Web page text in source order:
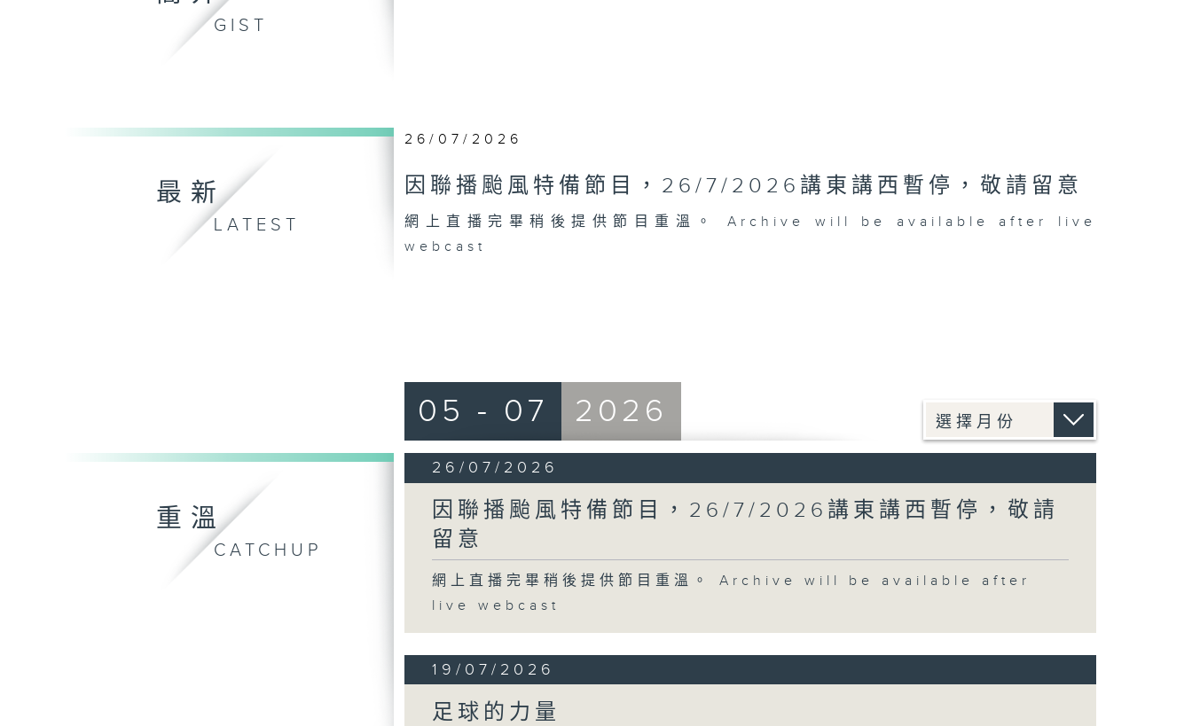
GIST
最新
LATEST
26/07/2026
因聯播颱風特備節目，26/7/2026講東講西暫停，敬請留意
網上直播完畢稍後提供節目重溫。 Archive will be available after live
webcast
重溫
CATCHUP
05 - 07 2026
26/07/2026
因聯播颱風特備節目，26/7/2026講東講西暫停，敬請
留意
網上直播完畢稍後提供節目重溫。 Archive will be available after
live webcast
19/07/2026
足球的力量